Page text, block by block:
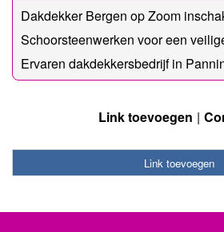
Dakdekker Bergen op Zoom
Schoorsteenwerken voor een
Ervaren dakdekkersbedrijf in
Link toevoegen
Link toevoegen